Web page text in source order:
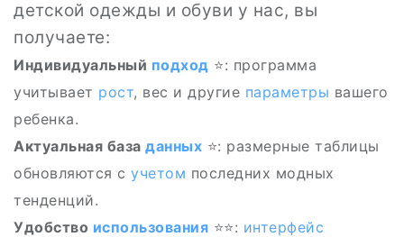
детской одежды и обуви у нас, вы
получаете:
Индивидуальный подход ⭐: программа
учитывает рост, вес и другие параметры вашего
ребенка.
Актуальная база данных ⭐: размерные таблицы
обновляются с учетом последних модных
тенденций.
Удобство использования ⭐‍⭐: интерфейс